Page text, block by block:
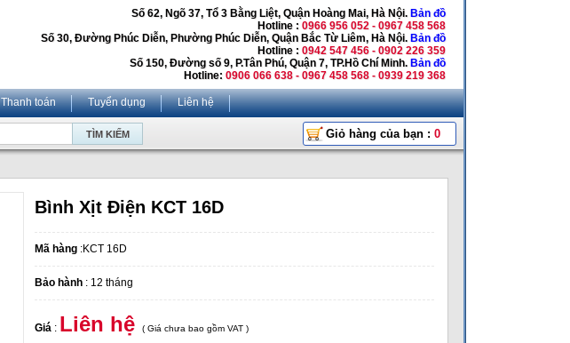
Số 62, Ngõ 37, Tổ 3 Bằng Liệt, Quận Hoàng Mai, Hà Nội. Bản đồ
Hotline : 0966 956 052 - 0967 458 568
Số 30, Đường Phúc Diễn, Phường Phúc Diễn, Quận Bắc Từ Liêm, Hà Nội. Bản đồ
Hotline : 0942 547 456 - 0902 226 359
Số 150, Đường số 9, P.Tân Phú, Quận 7, TP.Hồ Chí Minh. Bản đồ
Hotline: 0906 066 638 - 0967 458 568 - 0939 219 368
Thanh toán Tuyển dụng Liên hệ
Giỏ hàng của bạn : 0
Bình Xịt Điện KCT 16D
Mã hàng :KCT 16D
Bảo hành : 12 tháng
Giá : Liên hệ ( Giá chưa bao gồm VAT )